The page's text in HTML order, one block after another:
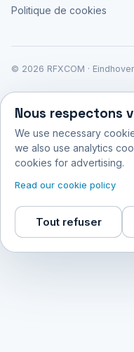
Politique de cookies
© 2026 RFXCOM ·
Nous respectons
We use necessary
we also use analytics
cookies for advertising.
Read our cookie policy
Tout refuser